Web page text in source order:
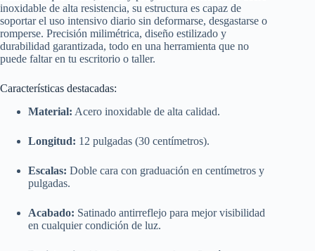
inoxidable de alta resistencia, su estructura es capaz de
soportar el uso intensivo diario sin deformarse, desgastarse o
romperse. Precisión milimétrica, diseño estilizado y
durabilidad garantizada, todo en una herramienta que no
puede faltar en tu escritorio o taller.
Características destacadas:
Material: Acero inoxidable de alta calidad.
Longitud: 12 pulgadas (30 centímetros).
Escalas: Doble cara con graduación en centímetros y
pulgadas.
Acabado: Satinado antirreflejo para mejor visibilidad
en cualquier condición de luz.